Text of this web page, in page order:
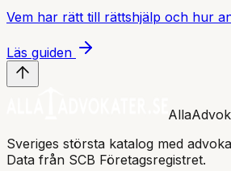
Vem har rätt till rättshjälp och hur
Läs guiden
Sveriges största katalog med
Data från SCB Företagsregistret.